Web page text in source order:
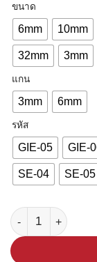
ขนาด
6mm 10mm
32mm 3mm
แกน
3mm 6mm
รหัส
GIE-05 GIE-
SE-04 SE-05
จำนวน แปรงพู่กันมี